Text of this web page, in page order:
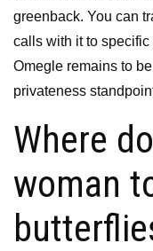
greenback. You can
calls with it to
Omegle remains to
privateness
Where
woman